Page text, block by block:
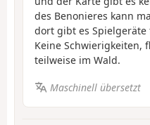
des Benonieres kann
dort gibt es
Keine Schwierigkeiten,
teilweise im Wald.
Maschinell übersetzt